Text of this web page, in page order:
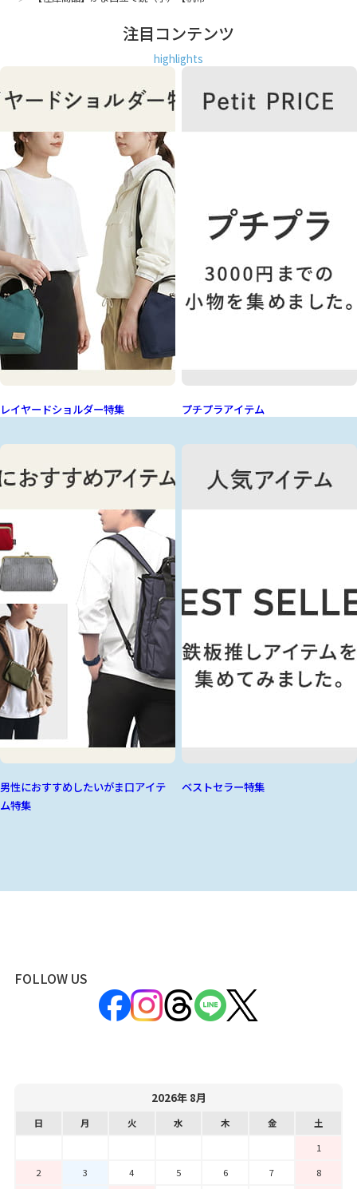
注目コンテンツ
highlights
レイヤードショルダー特集 プチプラアイテム
男性におすすめしたいがま口アイテ
ム特集
ベストセラー特集
FOLLOW US
2026年 8月
日 月 火 水 木 金
土
1
2
3 4 5 6 7
8